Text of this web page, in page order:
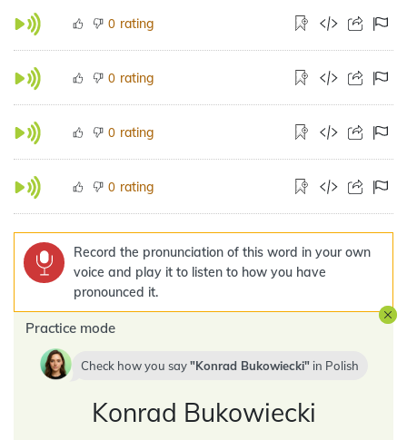
0 rating
0 rating
0 rating
0 rating
Record the pronunciation of this word in your own
voice and play it to listen to how you have
pronounced it.
Practice mode
Check how you say Konrad Bukowiecki in Polish
Konrad Bukowiecki